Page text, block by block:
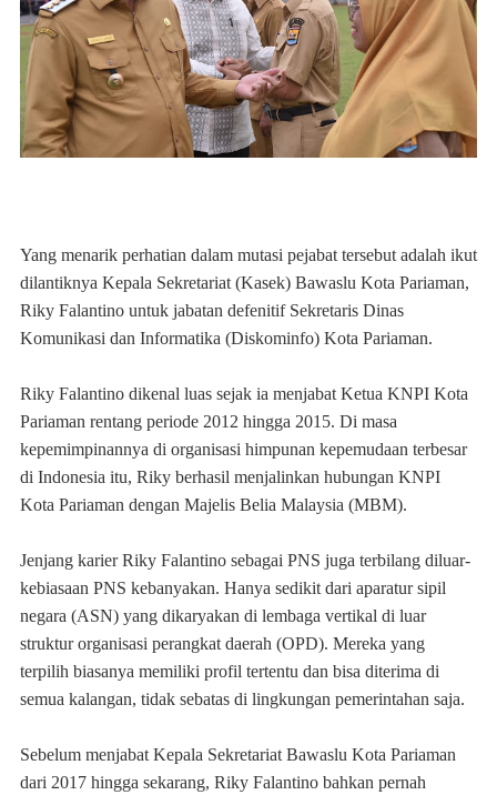
Yang menarik perhatian dalam mutasi pejabat tersebut adalah ikut
dilantiknya Kepala Sekretariat (Kasek) Bawaslu Kota Pariaman,
Riky Falantino untuk jabatan defenitif Sekretaris Dinas
Komunikasi dan Informatika (Diskominfo) Kota Pariaman.
Riky Falantino dikenal luas sejak ia menjabat Ketua KNPI Kota
Pariaman rentang periode 2012 hingga 2015. Di masa
kepemimpinannya di organisasi himpunan kepemudaan terbesar
di Indonesia itu, Riky berhasil menjalinkan hubungan KNPI
Kota Pariaman dengan Majelis Belia Malaysia (MBM).
Jenjang karier Riky Falantino sebagai PNS juga terbilang diluar-
kebiasaan PNS kebanyakan. Hanya sedikit dari aparatur sipil
negara (ASN) yang dikaryakan di lembaga vertikal di luar
struktur organisasi perangkat daerah (OPD). Mereka yang
terpilih biasanya memiliki profil tertentu dan bisa diterima di
semua kalangan, tidak sebatas di lingkungan pemerintahan saja.
Sebelum menjabat Kepala Sekretariat Bawaslu Kota Pariaman
dari 2017 hingga sekarang, Riky Falantino bahkan pernah